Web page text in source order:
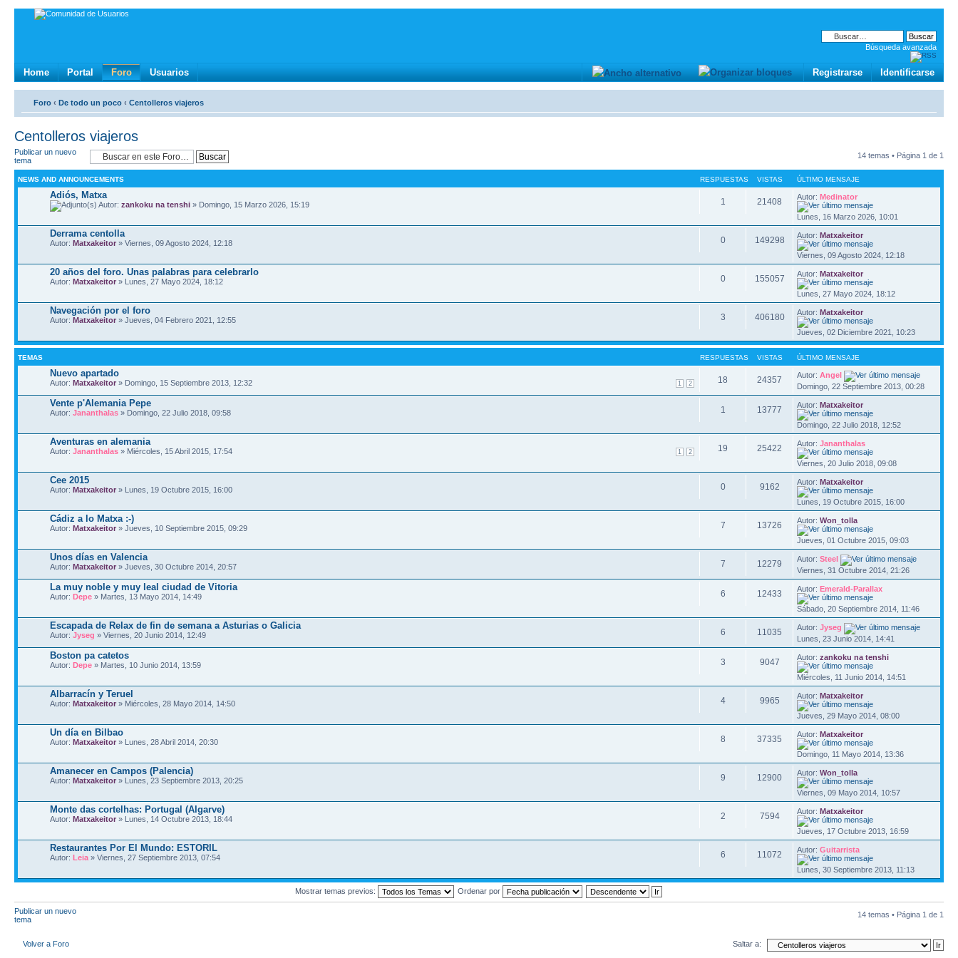
Búsqueda avanzada
Home Portal Foro Usuarios Identificarse
Registrarse
Foro ‹ De todo un poco ‹ Centolleros viajeros
Centolleros viajeros
Publicar un nuevo
tema
14 temas • Página 1 de 1
NEWS AND ANNOUNCEMENTS RESPUESTAS VISTAS ÚLTIMO MENSAJE
Adiós, Matxa
Autor: zankoku na tenshi » Domingo, 15 Marzo 2026, 15:19 1 21408 Autor:Medinator
Lunes, 16 Marzo 2026, 10:01
Derrama centolla
Autor: Matxakeitor » Viernes, 09 Agosto 2024, 12:18 0 149298 Autor:Matxakeitor
Viernes, 09 Agosto 2024, 12:18
20 años del foro. Unas palabras para celebrarlo
Autor: Matxakeitor » Lunes, 27 Mayo 2024, 18:12 0 155057 Autor:Matxakeitor
Lunes, 27 Mayo 2024, 18:12
Navegación por el foro
Autor: Matxakeitor » Jueves, 04 Febrero 2021, 12:55 3 406180 Autor:Matxakeitor
Jueves, 02 Diciembre 2021, 10:23
TEMAS RESPUESTAS VISTAS ÚLTIMO MENSAJE
Nuevo apartado
1 2
Autor: Matxakeitor » Domingo, 15 Septiembre 2013, 12:32 18 24357 Autor:Angel
Domingo, 22 Septiembre 2013, 00:28
Vente p'Alemania Pepe
Autor: Jananthalas » Domingo, 22 Julio 2018, 09:58 1 13777 Autor:Matxakeitor
Domingo, 22 Julio 2018, 12:52
Aventuras en alemania
1 2
Autor: Jananthalas » Miércoles, 15 Abril 2015, 17:54 19 25422 Autor:Jananthalas
Viernes, 20 Julio 2018, 09:08
Cee 2015
Autor: Matxakeitor » Lunes, 19 Octubre 2015, 16:00 0 9162 Autor:Matxakeitor
Lunes, 19 Octubre 2015, 16:00
Cádiz a lo Matxa :-)
Autor: Matxakeitor » Jueves, 10 Septiembre 2015, 09:29 7 13726 Autor:Won_tolla
Jueves, 01 Octubre 2015, 09:03
Unos días en Valencia
Autor: Matxakeitor » Jueves, 30 Octubre 2014, 20:57 7 12279 Autor:Steel
Viernes, 31 Octubre 2014, 21:26
La muy noble y muy leal ciudad de Vitoria
Autor: Depe » Martes, 13 Mayo 2014, 14:49 6 12433 Autor:Emerald-Parallax
Sábado, 20 Septiembre 2014, 11:46
Escapada de Relax de fin de semana a Asturias o Galicia
Autor: Jyseg » Viernes, 20 Junio 2014, 12:49 6 11035 Autor:Jyseg
Lunes, 23 Junio 2014, 14:41
Boston pa catetos
Autor: Depe » Martes, 10 Junio 2014, 13:59 3 9047 Autor:zankoku na tenshi
Miércoles, 11 Junio 2014, 14:51
Albarracín y Teruel
Autor: Matxakeitor » Miércoles, 28 Mayo 2014, 14:50 4 9965 Autor:Matxakeitor
Jueves, 29 Mayo 2014, 08:00
Un día en Bilbao
Autor: Matxakeitor » Lunes, 28 Abril 2014, 20:30 8 37335 Autor:Matxakeitor
Domingo, 11 Mayo 2014, 13:36
Amanecer en Campos (Palencia)
Autor: Matxakeitor » Lunes, 23 Septiembre 2013, 20:25 9 12900 Autor:Won_tolla
Viernes, 09 Mayo 2014, 10:57
Monte das cortelhas: Portugal (Algarve)
Autor: Matxakeitor » Lunes, 14 Octubre 2013, 18:44 2 7594 Autor:Matxakeitor
Jueves, 17 Octubre 2013, 16:59
Restaurantes Por El Mundo: ESTORIL
Autor: Leia » Viernes, 27 Septiembre 2013, 07:54 6 11072 Autor:Guitarrista
Lunes, 30 Septiembre 2013, 11:13
Mostrar temas previos: Ordenar por
Publicar un nuevo
tema
14 temas • Página 1 de 1
Volver a Foro Saltar a: